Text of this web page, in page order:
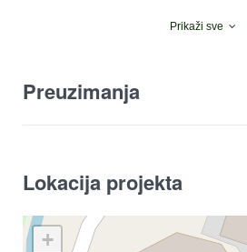
Prikaži sve
Preuzimanja
Lokacija projekta
+